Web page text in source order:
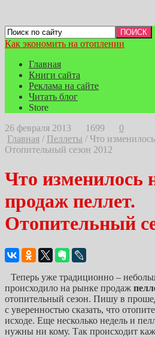
Как экономить на отоплении
Главная
Книги сайта
Реклама на сайте
Читать блог
Store
26 февраля 2013
1699
0
Главная / Пеллеты / Что
Отопительный сезон 2012
Что изменилось
продаж пеллет.
Отопительный
Теперь уже традиционно –
происходило на рынке продаж
отопительный сезон. Пишу в
с уверенностью сказать, что
исходе. Еще несколько недель и
нужны ни кому. Так происходит